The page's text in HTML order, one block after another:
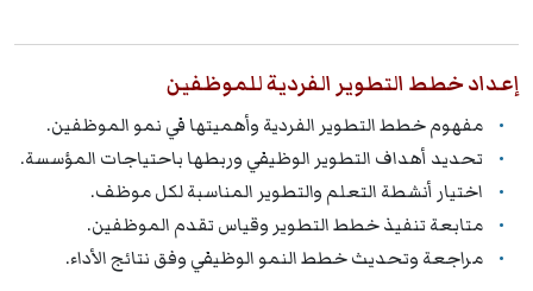
إعداد خطط التطوير الفردية للموظفين
مفهوم خطط التطوير الفردية وأهميتها في نمو الموظفين.
تحديد أهداف التطوير الوظيفي وربطها باحتياجات المؤسسة.
اختيار أنشطة التعلم والتطوير المناسبة لكل موظف.
متابعة تنفيذ خطط التطوير وقياس تقدم الموظفين.
مراجعة وتحديث خطط النمو الوظيفي وفق نتائج الأداء.